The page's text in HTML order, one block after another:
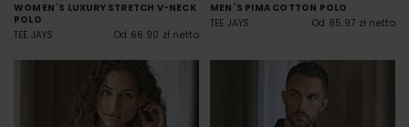
WOMEN´S LUXURY STRETCH V-NECK
POLO
TEE JAYS
Od 66.90 zł netto
MEN´S PIMA COTTON POLO
TEE JAYS
Od 85.97 zł netto